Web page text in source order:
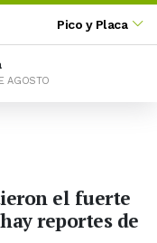
Pico y Placa
AGOSTO
el fuerte
reportes de